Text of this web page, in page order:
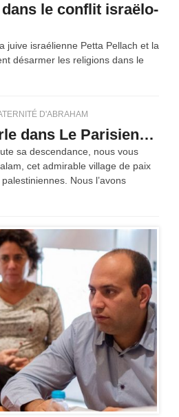
le conflit israëlo-
juive israélienne Petta Pellach et la
désarmer les religions dans le
D'ABRAHAM
dans Le Parisien…
sa descendance, nous vous
cet admirable village de paix
Nous l’avons